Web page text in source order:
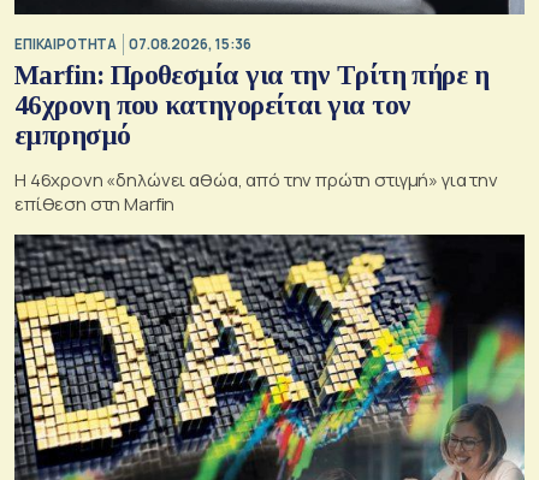
ΕΠΙΚΑΙΡΟΤΗΤΑ 07.08.2026, 15:36
Marfin: Προθεσμία για την Τρίτη πήρε η
46χρονη που κατηγορείται για τον
εμπρησμό
H 46χρονη «δηλώνει αθώα, από την πρώτη στιγμή» για την
επίθεση στη Marfin